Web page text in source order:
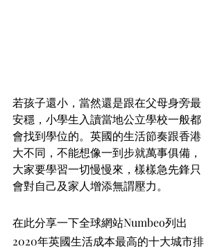
若孩子還小，當然還是跟在父母身旁最
安穩，小學生入讀當地公立學校一般都
會找到學位的。英國的生活節奏跟香港
大不同，不能想像一到步就萬事俱備，
大家要學習一切慢慢來，樣樣急先鋒只
會對自己及家人增添無謂壓力。
在此分享一下全球網站Numbeo列出
2020年英國生活成本最高的十大城市排